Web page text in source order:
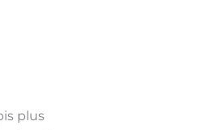
plus